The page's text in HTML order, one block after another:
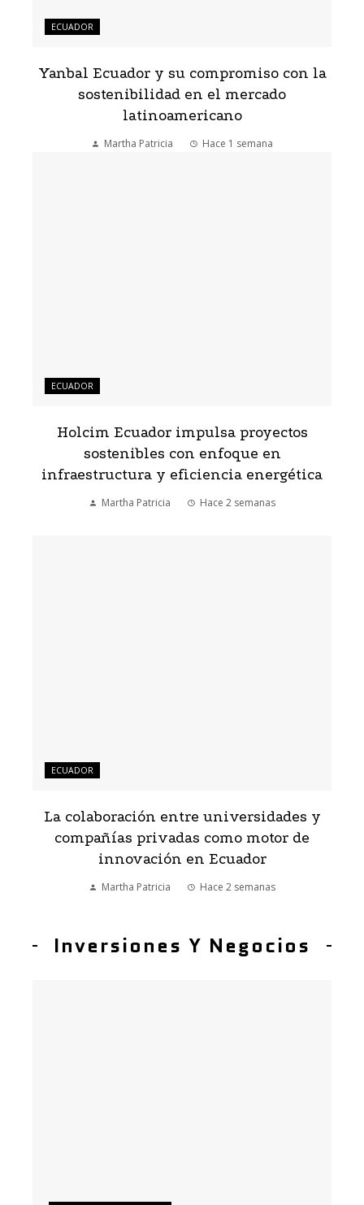
ECUADOR
Yanbal Ecuador y su compromiso con la
sostenibilidad en el mercado
latinoamericano
Martha Patricia Hace 1 semana
ECUADOR
Holcim Ecuador impulsa proyectos
sostenibles con enfoque en
infraestructura y eficiencia energética
Martha Patricia Hace 2 semanas
ECUADOR
La colaboración entre universidades y
compañías privadas como motor de
innovación en Ecuador
Martha Patricia Hace 2 semanas
Inversiones Y Negocios